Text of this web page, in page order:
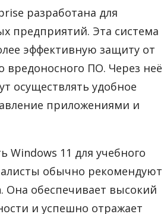
разработана для
предприятий. Эта система
эффективную защиту от
вредоносного ПО. Через неё
осуществлять удобное
приложениями и
Windows 11 для учебного
обычно рекомендуют
Она обеспечивает высокий
и успешно отражает